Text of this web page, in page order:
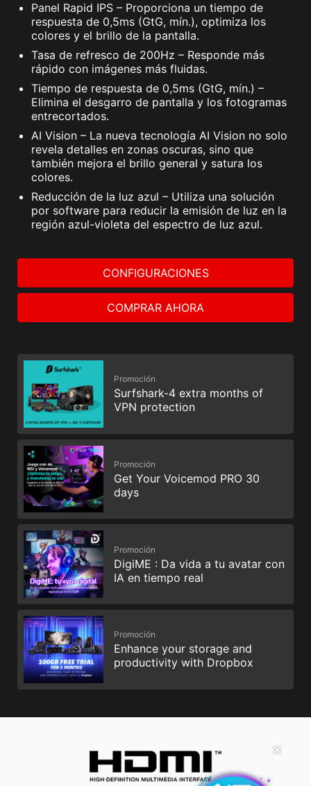
✕
Panel Rapid IPS – Proporciona un tiempo de
respuesta de 0,5ms (GtG, mín.), optimiza los
colores y el brillo de la pantalla.
Tasa de refresco de 200Hz – Responde más
rápido con imágenes más fluidas.
Tiempo de respuesta de 0,5ms (GtG, mín.) –
Elimina el desgarro de pantalla y los fotogramas
entrecortados.
AI Vision – La nueva tecnología AI Vision no solo
revela detalles en zonas oscuras, sino que
también mejora el brillo general y satura los
colores.
Reducción de la luz azul – Utiliza una solución
por software para reducir la emisión de luz en la
región azul-violeta del espectro de luz azul.
CONFIGURACIONES
COMPRAR AHORA
Promoción
Surfshark-4 extra months of
VPN protection
Promoción
Get Your Voicemod PRO 30
days
Promoción
DigiME : Da vida a tu avatar con
IA en tiempo real
Promoción
Enhance your storage and
productivity with Dropbox